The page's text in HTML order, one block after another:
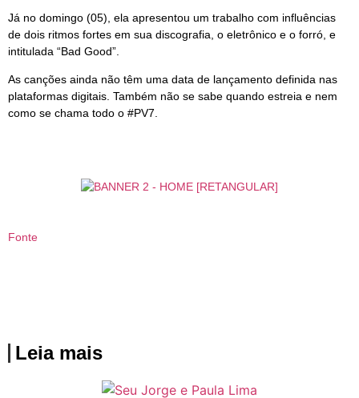
Já no domingo (05), ela apresentou um trabalho com influências
de dois ritmos fortes em sua discografia, o eletrônico e o forró, e
intitulada “Bad Good”.
As canções ainda não têm uma data de lançamento definida nas
plataformas digitais. Também não se sabe quando estreia e nem
como se chama todo o #PV7.
Fonte
Leia mais